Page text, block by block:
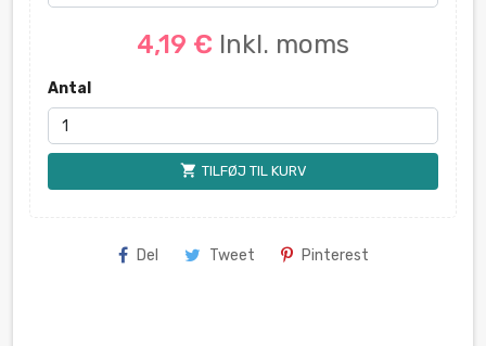
4,19 € Inkl. moms
Antal
shopping_cart TILFØJ TIL KURV
Del Tweet Pinterest